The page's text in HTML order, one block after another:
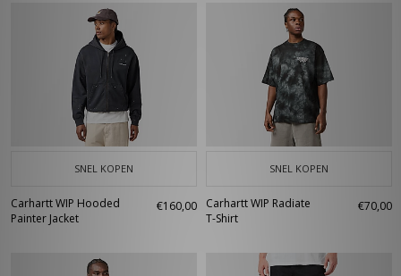
SNEL KOPEN
Carhartt WIP Hooded
Painter Jacket
€160,00
SNEL KOPEN
Carhartt WIP Radiate
T-Shirt
€70,00